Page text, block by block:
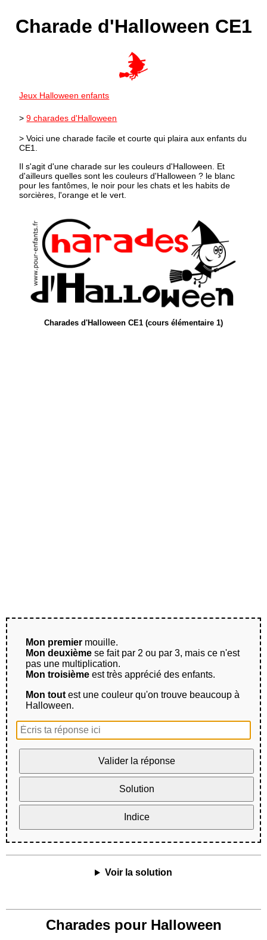
Charade d'Halloween CE1
Jeux Halloween enfants
>9 charades d'Halloween
> Voici une charade facile et courte qui plaira aux enfants du
CE1.
Il s'agit d'une charade sur les couleurs d'Halloween. Et
d'ailleurs quelles sont les couleurs d'Halloween ? le blanc
pour les fantômes, le noir pour les chats et les habits de
sorcières, l'orange et le vert.
Charades d'Halloween CE1 (cours élémentaire 1)
Mon premier mouille.
Mon deuxième se fait par 2 ou par 3, mais ce n'est
pas une multiplication.
Mon troisième est très apprécié des enfants.
Mon tout est une couleur qu'on trouve beaucoup à
Halloween.
Valider la réponse
Solution
Indice
Voir la solution
Charades pour Halloween